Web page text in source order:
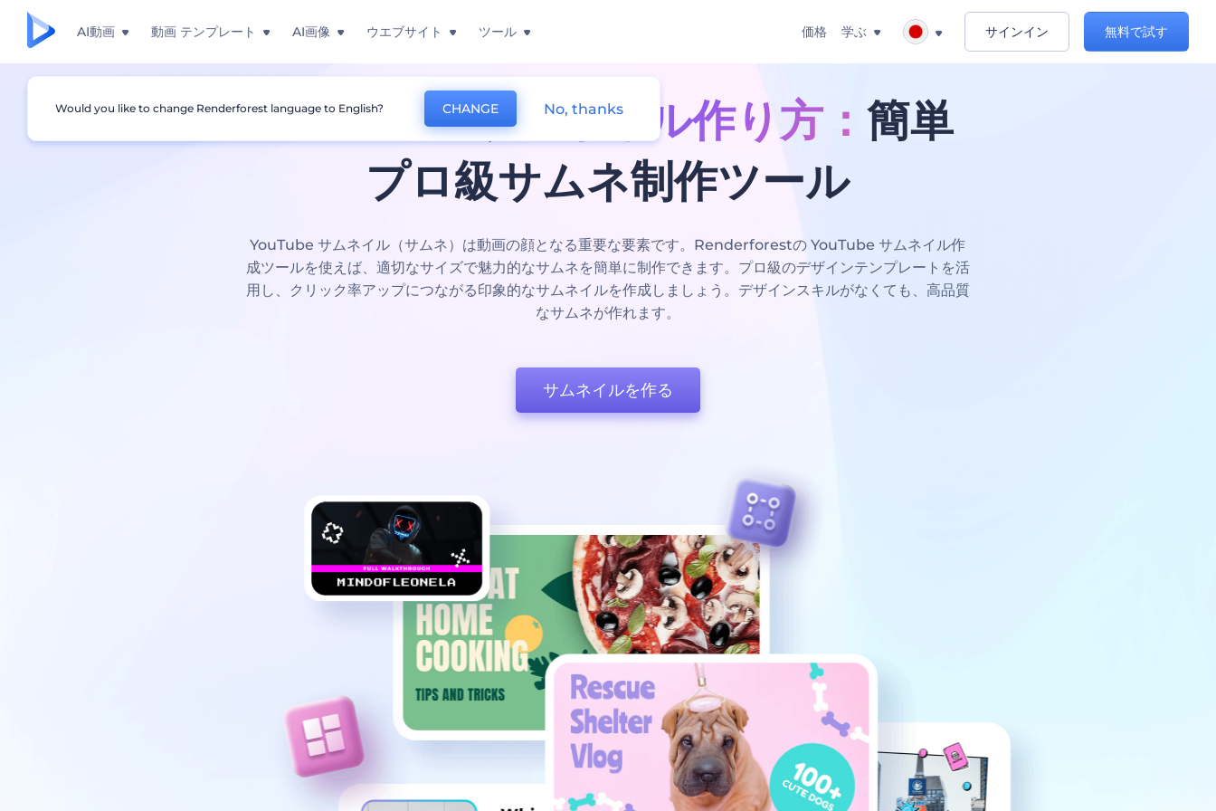
AI動画 動画 テンプレート AI画像 ウエブサイト ツール 価格 学ぶ サインイン 無料で試す
YouTube サムネイル作り方：簡単
プロ級サムネ制作ツール
YouTube サムネイル（サムネ）は動画の顔となる重要な要素です。Renderforestの YouTube サムネイル作
成ツールを使えば、適切なサイズで魅力的なサムネを簡単に制作できます。プロ級のデザインテンプレートを活
用し、クリック率アップにつながる印象的なサムネイルを作成しましょう。デザインスキルがなくても、高品質
なサムネが作れます。
サムネイルを作る
Would you like to change Renderforest language to English? CHANGE No, thanks